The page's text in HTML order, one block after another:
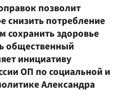
позволит
снизить потребление
сохранить здоровье
общественный
инициативу
ОП по социальной и
Александра